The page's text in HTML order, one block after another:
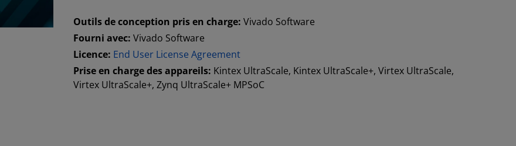
Outils de conception pris en charge:Vivado Software
Fourni avec:Vivado Software
Licence: End User License Agreement
Prise en charge des appareils: Kintex UltraScale, Kintex UltraScale+, Virtex UltraScale,
Virtex UltraScale+, Zynq UltraScale+ MPSoC